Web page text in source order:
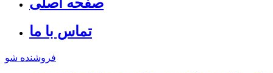
تماس با ما
فروشنده شو